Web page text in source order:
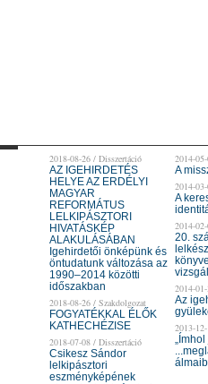
2018-08-26 / Disszertáció
AZ IGEHIRDETÉS
HELYE AZ ERDÉLYI
MAGYAR
REFORMÁTUS
LELKIPÁSZTORI
HIVATÁSKÉP
ALAKULÁSÁBAN
Igehirdetői önképünk és
öntudatunk változása az
1990–2014 közötti
időszakban
2018-08-26 / Szakdolgozat
FOGYATÉKKAL ÉLŐK
KATHECHÉZISE
2018-07-08 / Disszertáció
Csikesz Sándor
lelkipásztori
eszményképének
2014-
A
2014-
A
2014-
20.
2014-
Az
2013-